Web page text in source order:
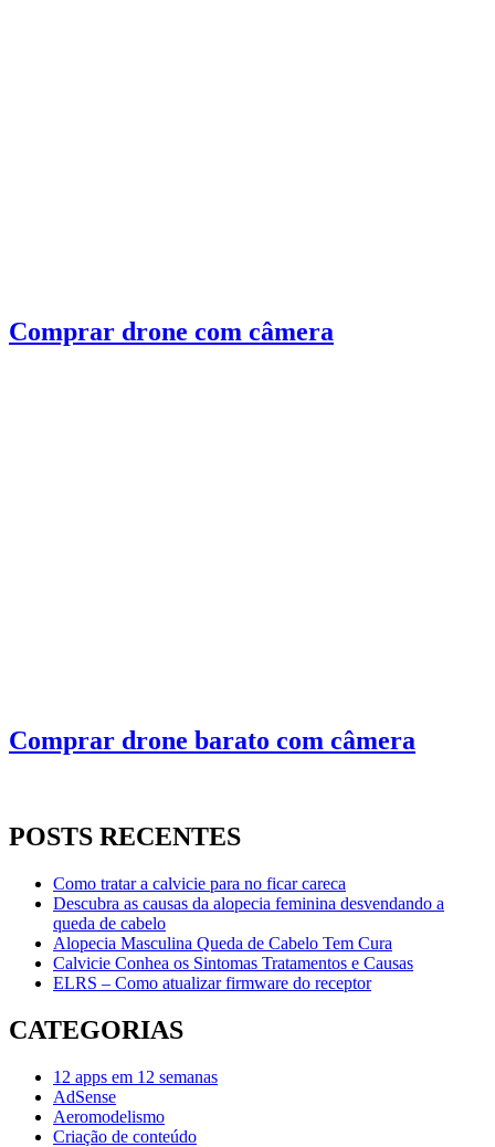
Comprar drone com câmera
Comprar drone barato com câmera
POSTS RECENTES
Como tratar a calvicie para no ficar careca
Descubra as causas da alopecia feminina desvendando a
queda de cabelo
Alopecia Masculina Queda de Cabelo Tem Cura
Calvicie Conhea os Sintomas Tratamentos e Causas
ELRS – Como atualizar firmware do receptor
CATEGORIAS
12 apps em 12 semanas
AdSense
Aeromodelismo
Criação de conteúdo